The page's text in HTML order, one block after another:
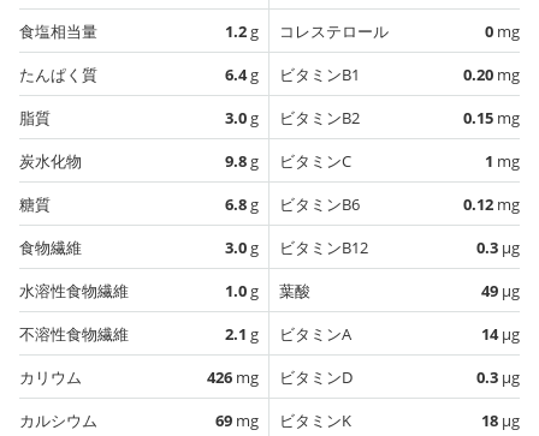
食塩相当量
1.2g
たんぱく質
6.4g
脂質
3.0g
炭水化物
9.8g
糖質
6.8g
食物繊維
3.0g
水溶性食物繊維
1.0g
不溶性食物繊維
2.1 g
カリウム
426 mg
カルシウム
69 mg
コレステロール
0 mg
ビタミンB1
0.20 mg
ビタミンB2
0.15 mg
ビタミンC
1 mg
ビタミンB6
0.12 mg
ビタミンB12
0.3 µg
葉酸
49 µg
ビタミンA
14µg
ビタミンD
0.3 µg
ビタミンK
18 µg